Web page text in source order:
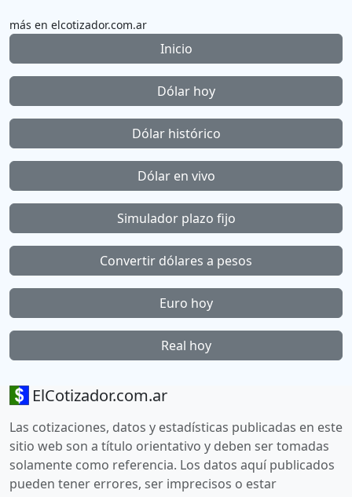
más en elcotizador.com.ar
Inicio
Dólar hoy
Dólar histórico
Dólar en vivo
Simulador plazo fijo
Convertir dólares a pesos
Euro hoy
Real hoy
ElCotizador.com.ar
Las cotizaciones, datos y estadísticas publicadas en este
sitio web son a título orientativo y deben ser tomadas
solamente como referencia. Los datos aquí publicados
pueden tener errores, ser imprecisos o estar